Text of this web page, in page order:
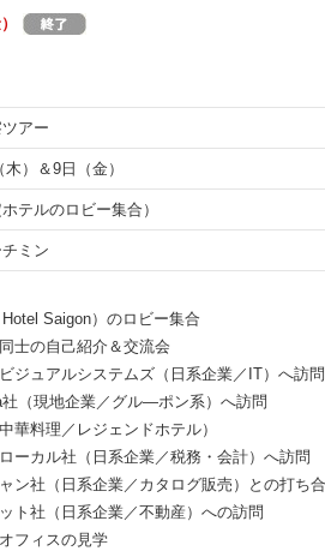
アー
）＆9日（金）
テルのロビー集合）
ミン
Saigon）のロビー集合
士の自己紹介＆交流会
ジュアルシステムズ（日系企業／IT）へ訪問
社（現地企業／グル―ポン系）へ訪問
華料理／レジェンドホテル）
ーカル社（日系企業／税務・会計）へ訪問
ン社（日系企業／カタログ販売）との打ち
ト社（日系企業／不動産）への訪問
フィスの見学